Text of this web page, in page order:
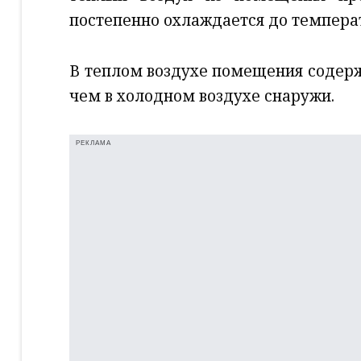
постепенно охлаждается до
В теплом воздухе помещения
чем в холодном воздухе снаружи.
РЕКЛАМА